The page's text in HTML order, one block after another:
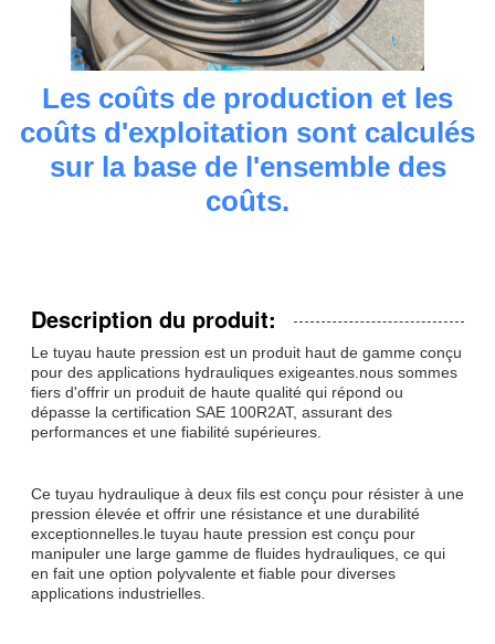
Les coûts de production et les
coûts d'exploitation sont calculés
sur la base de l'ensemble des
coûts.
Description du produit:
Le tuyau haute pression est un produit haut de gamme conçu
pour des applications hydrauliques exigeantes.nous sommes
fiers d'offrir un produit de haute qualité qui répond ou
dépasse la certification SAE 100R2AT, assurant des
performances et une fiabilité supérieures.
Ce tuyau hydraulique à deux fils est conçu pour résister à une
pression élevée et offrir une résistance et une durabilité
exceptionnelles.le tuyau haute pression est conçu pour
manipuler une large gamme de fluides hydrauliques, ce qui
en fait une option polyvalente et fiable pour diverses
applications industrielles.